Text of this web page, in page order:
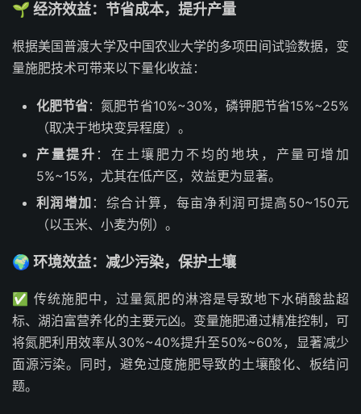
🌱 经济效益：节省成本，提升产量
根据美国普渡大学及中国农业大学的多项田间试验数据，变
量施肥技术可带来以下量化收益：
化肥节省：氮肥节省10%~30%，磷钾肥节省15%~25%
（取决于地块变异程度）。
产量提升 ：在土壤肥力不均的地块，产量可增加
5%~15%，尤其在低产区，效益更为显著。
利润增加 ：综合计算，每亩净利润可提高50~150元
（以玉米、小麦为例）。
🌍 环境效益：减少污染，保护土壤
✅ 传统施肥中，过量氮肥的淋溶是导致地下水硝酸盐超
标、湖泊富营养化的主要元凶。变量施肥通过精准控制，可
将氮肥利用效率从30%~40%提升至50%~60%，显著减少
面源污染。同时，避免过度施肥导致的土壤酸化、板结问
题。